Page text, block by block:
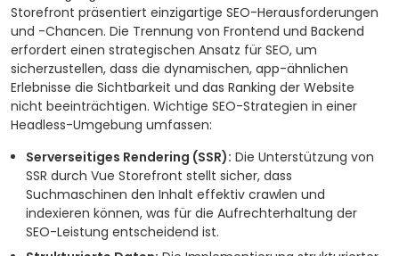
Storefront präsentiert einzigartige SEO-Herausforderungen
und -Chancen. Die Trennung von Frontend und Backend
erfordert einen strategischen Ansatz für SEO, um
sicherzustellen, dass die dynamischen, app-ähnlichen
Erlebnisse die Sichtbarkeit und das Ranking der Website
nicht beeinträchtigen. Wichtige SEO-Strategien in einer
Headless-Umgebung umfassen:
Serverseitiges Rendering (SSR): Die Unterstützung von
SSR durch Vue Storefront stellt sicher, dass
Suchmaschinen den Inhalt effektiv crawlen und
indexieren können, was für die Aufrechterhaltung der
SEO-Leistung entscheidend ist.